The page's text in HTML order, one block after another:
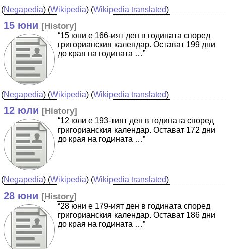
(Negapedia) (Wikipedia) (Wikipedia translated)
15 юни [History]
“15 юни е 166-ият ден в годината според
григорианския календар. Остават 199 дни
до края на годината …”
(Negapedia) (Wikipedia) (Wikipedia translated)
12 юли [History]
“12 юли е 193-тият ден в годината според
григорианския календар. Остават 172 дни
до края на годината …”
(Negapedia) (Wikipedia) (Wikipedia translated)
28 юни [History]
“28 юни е 179-ият ден в годината според
григорианския календар. Остават 186 дни
до края на годината …”